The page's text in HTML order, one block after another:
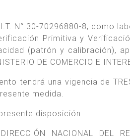
N° 30-70296880-8, como
Primitiva y
(patrón y calibración),
DE COMERCIO E
tendrá una vigencia de
medida.
disposición.
NACIONAL DEL